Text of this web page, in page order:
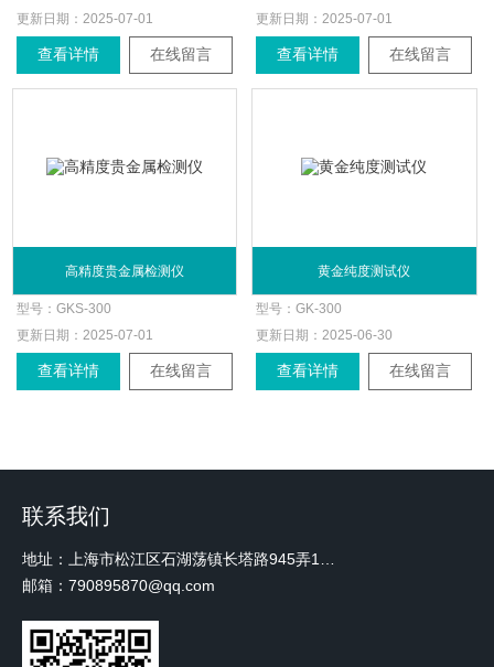
更新日期： 2025-07-01
查看详情 在线留言
更新日期： 2025-07-01
查看详情 在线留言
高精度贵金属检测仪
型号：GKS-300
更新日期： 2025-07-01
查看详情 在线留言
黄金纯度测试仪
型号：GK-300
更新日期： 2025-06-30
查看详情 在线留言
联系我们
地址：上海市松江区石湖荡镇长塔路945弄18号2楼W-12
邮箱：790895870@qq.com